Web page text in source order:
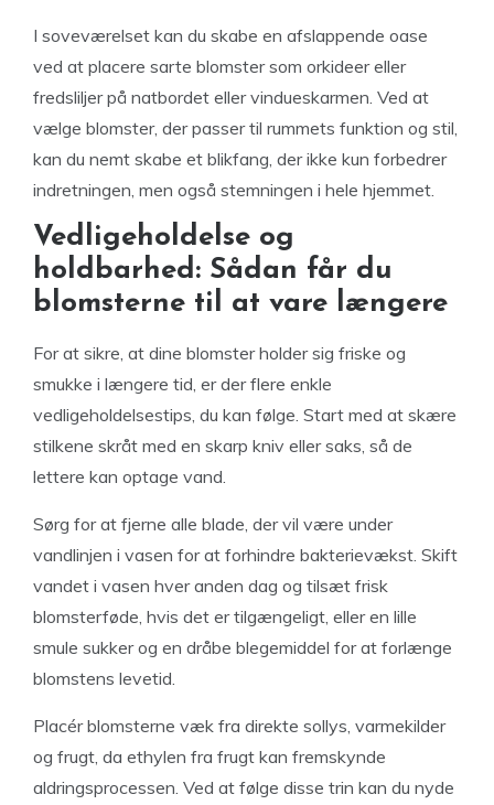
I soveværelset kan du skabe en afslappende oase
ved at placere sarte blomster som orkideer eller
fredsliljer på natbordet eller vindueskarmen. Ved at
vælge blomster, der passer til rummets funktion og stil,
kan du nemt skabe et blikfang, der ikke kun forbedrer
indretningen, men også stemningen i hele hjemmet.
Vedligeholdelse og
holdbarhed: Sådan får du
blomsterne til at vare længere
For at sikre, at dine blomster holder sig friske og
smukke i længere tid, er der flere enkle
vedligeholdelsestips, du kan følge. Start med at skære
stilkene skråt med en skarp kniv eller saks, så de
lettere kan optage vand.
Sørg for at fjerne alle blade, der vil være under
vandlinjen i vasen for at forhindre bakterievækst. Skift
vandet i vasen hver anden dag og tilsæt frisk
blomsterføde, hvis det er tilgængeligt, eller en lille
smule sukker og en dråbe blegemiddel for at forlænge
blomstens levetid.
Placér blomsterne væk fra direkte sollys, varmekilder
og frugt, da ethylen fra frugt kan fremskynde
aldringsprocessen. Ved at følge disse trin kan du nyde